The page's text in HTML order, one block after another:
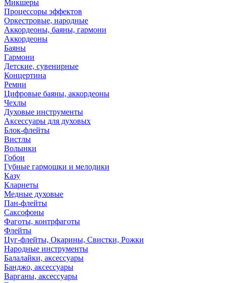
Микшеры
Процессоры эффектов
Оркестровые, народные
Аккордеоны, баяны, гармони
Аккордеоны
Баяны
Гармони
Детские, сувенирные
Концертина
Ремни
Цифровые баяны, аккордеоны
Чехлы
Духовые инструменты
Аксессуары для духовых
Блок-флейты
Вистлы
Волынки
Гобои
Губные гармошки и мелодики
Казу
Кларнеты
Медные духовые
Пан-флейты
Саксофоны
Фаготы, контрфаготы
Флейты
Цуг-флейты, Окарины, Свистки, Рожки
Народные инструменты
Балалайки, аксессуары
Банджо, аксессуары
Варганы, аксессуары